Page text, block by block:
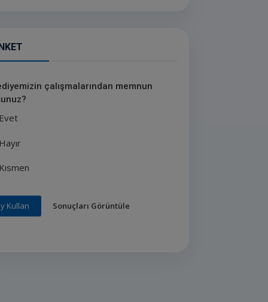
çalışmalarından memnun
Evet
Hayır
Kısmen
Kullan Sonuçları Görüntüle